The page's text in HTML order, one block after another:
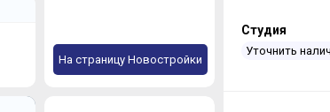
На страницу Новостройки
Студия
Уточнить